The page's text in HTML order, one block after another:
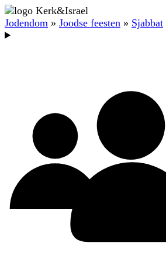
Jodendom » Joodse feesten » Sjabbat